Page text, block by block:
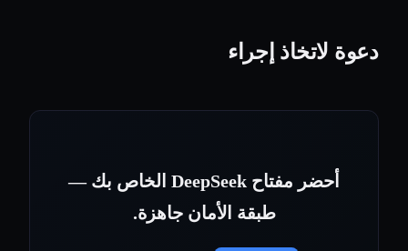
دعوة لاتخاذ إجراء
أحضر مفتاح DeepSeek الخاص بك —
طبقة الأمان جاهزة.